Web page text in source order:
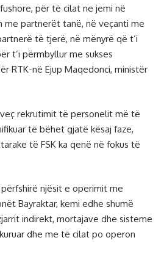
për të cilat ne jemi në
me partnerët tanë, në veçanti me
të tjerë, në mënyrë që t’i
t’i përmbyllur me sukses
RTK-në Ejup Maqedonci, ministër
rekrutimit të personelit më të
të bëhet gjatë kësaj faze,
të FSK ka qenë në fokus të
njësit e operimit me
Bayraktar, kemi edhe shumë
indirekt, mortajave dhe sisteme
dhe me të cilat po operon